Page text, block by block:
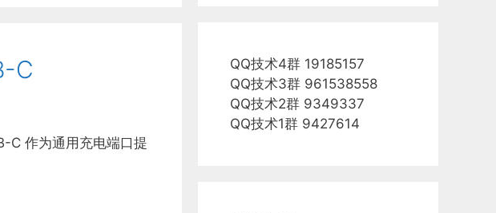
C
C 作为通用充电端口提
QQ技术4群 19185157
QQ技术3群 961538558
QQ技术2群 9349337
QQ技术1群 9427614